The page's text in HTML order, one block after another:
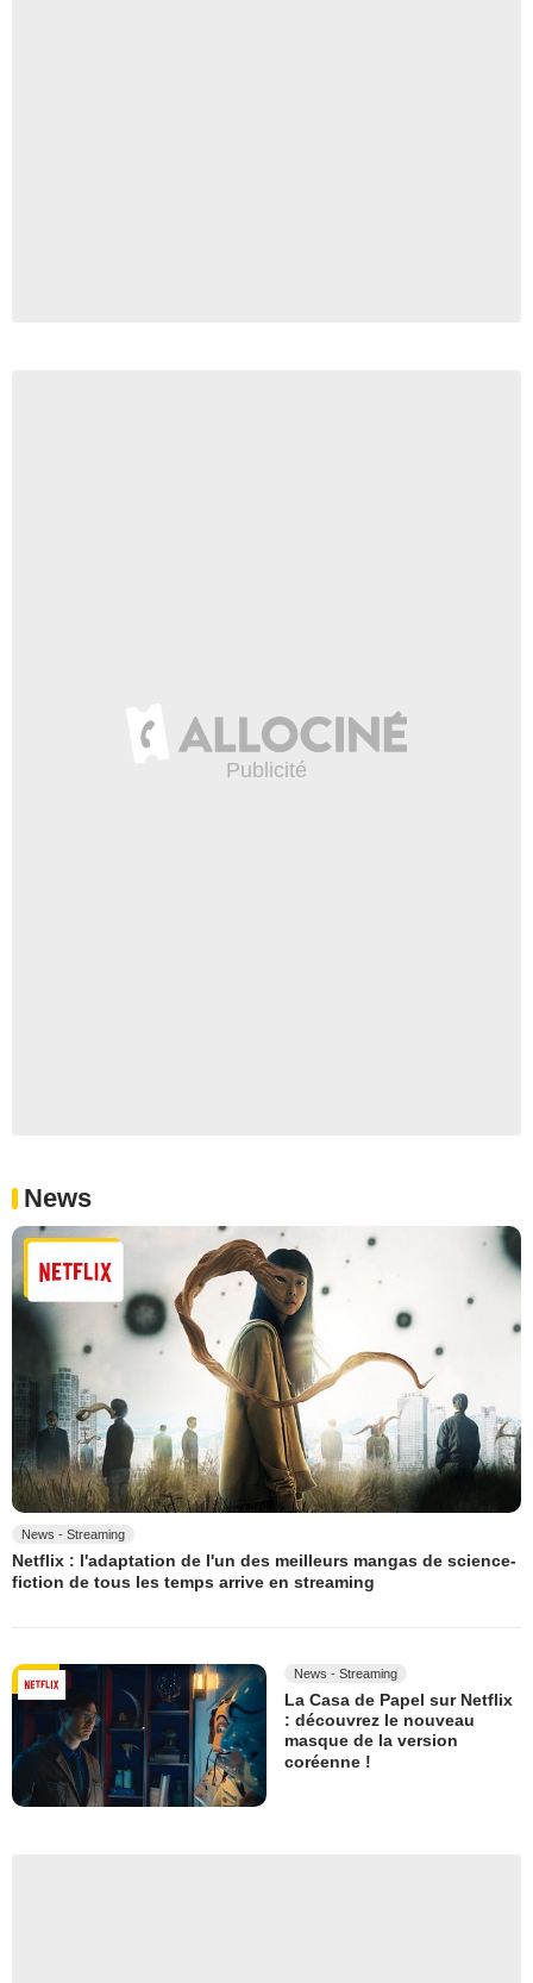
News
News - Streaming
Netflix : l'adaptation de l'un des meilleurs mangas de science-
fiction de tous les temps arrive en streaming
News - Streaming
La Casa de Papel sur Netflix
: découvrez le nouveau
masque de la version
coréenne !